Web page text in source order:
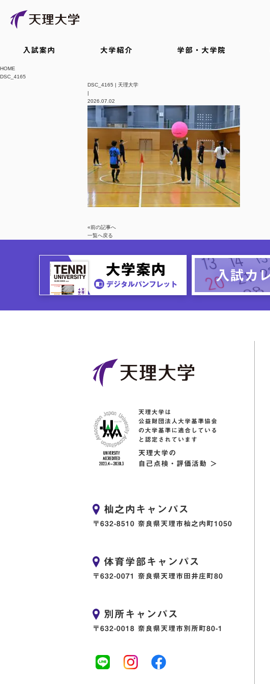
入試案内 大学紹介 学部・大学院
HOME
DSC_4165
DSC_4165 | 天理大学
|
2026.07.02
«前の記事へ
一覧へ戻る
天理大学は
公益財団法人大学基準協会
の大学基準に適合している
と認定されています
天理大学の
自己点検・評価活動 ＞
杣之内キャンパス
〒632-8510 奈良県天理市杣之内町1050
体育学部キャンパス
〒632-0071 奈良県天理市田井庄町80
別所キャンパス
〒632-0018 奈良県天理市別所町80-1